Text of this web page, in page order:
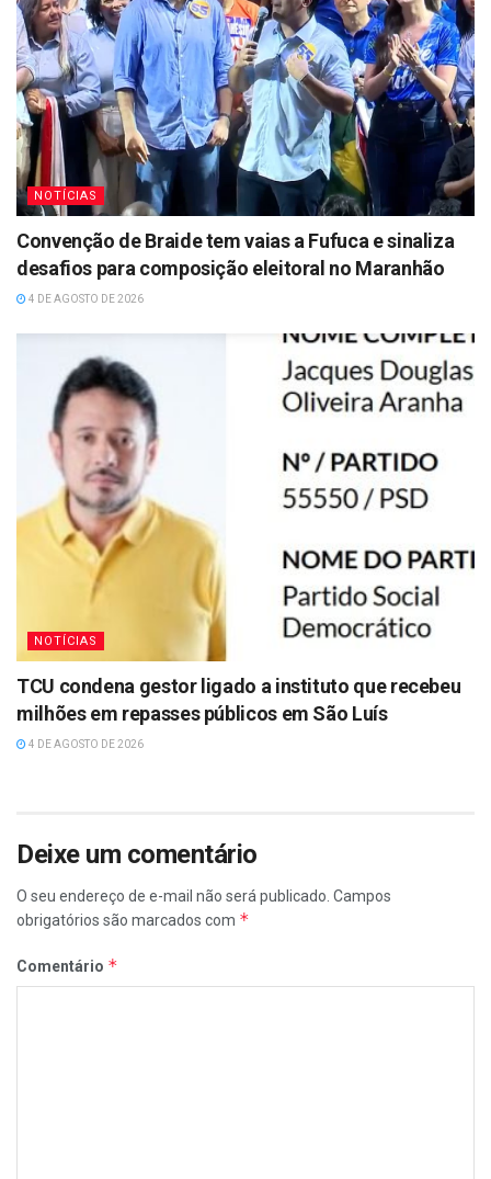
NOTÍCIAS
Convenção de Braide tem vaias a Fufuca e sinaliza
desafios para composição eleitoral no Maranhão
4 DE AGOSTO DE 2026
NOTÍCIAS
TCU condena gestor ligado a instituto que recebeu
milhões em repasses públicos em São Luís
4 DE AGOSTO DE 2026
Deixe um comentário
O seu endereço de e-mail não será publicado. Campos
obrigatórios são marcados com *
Comentário *